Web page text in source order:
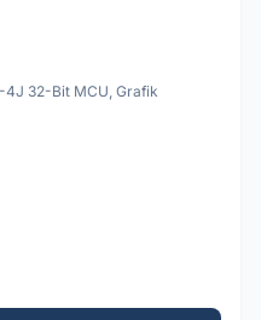
32-Bit MCU, Grafik